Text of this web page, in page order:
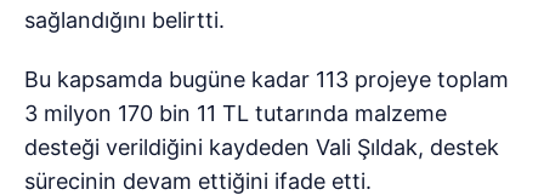
sağlandığını belirtti.
Bu kapsamda bugüne kadar 113 projeye toplam
3 milyon 170 bin 11 TL tutarında malzeme
desteği verildiğini kaydeden Vali Şıldak, destek
sürecinin devam ettiğini ifade etti.